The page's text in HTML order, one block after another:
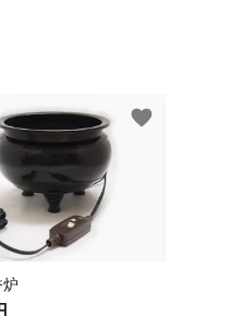
炉
favorite